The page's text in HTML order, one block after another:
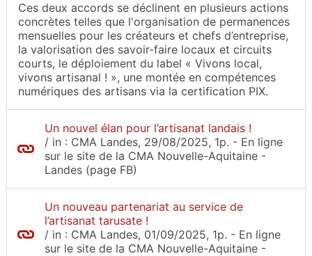
Ces deux accords se déclinent en plusieurs actions
concrètes telles que l'organisation de permanences
mensuelles pour les créateurs et chefs d’entreprise,
la valorisation des savoir-faire locaux et circuits
courts, le déploiement du label « Vivons local,
vivons artisanal ! », une montée en compétences
numériques des artisans via la certification PIX.
Un nouvel élan pour l’artisanat landais !
/ in : CMA Landes, 29/08/2025, 1p. - En ligne
sur le site de la CMA Nouvelle-Aquitaine -
Landes (page FB)
Un nouveau partenariat au service de
l’artisanat tarusate !
/ in : CMA Landes, 01/09/2025, 1p. - En ligne
sur le site de la CMA Nouvelle-Aquitaine -